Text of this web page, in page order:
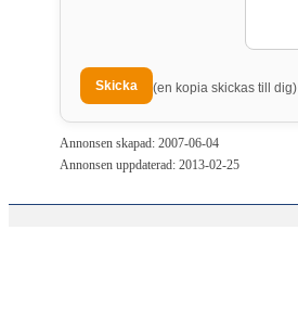
(en kopia skickas till dig)
Annonsen skapad: 2007-06-04
Annonsen uppdaterad: 2013-02-25